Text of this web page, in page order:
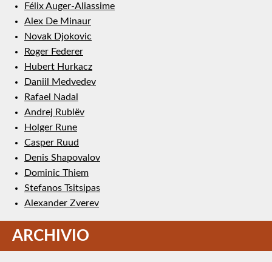
Félix Auger-Aliassime
Alex De Minaur
Novak Djokovic
Roger Federer
Hubert Hurkacz
Daniil Medvedev
Rafael Nadal
Andrej Rublëv
Holger Rune
Casper Ruud
Denis Shapovalov
Dominic Thiem
Stefanos Tsitsipas
Alexander Zverev
ARCHIVIO